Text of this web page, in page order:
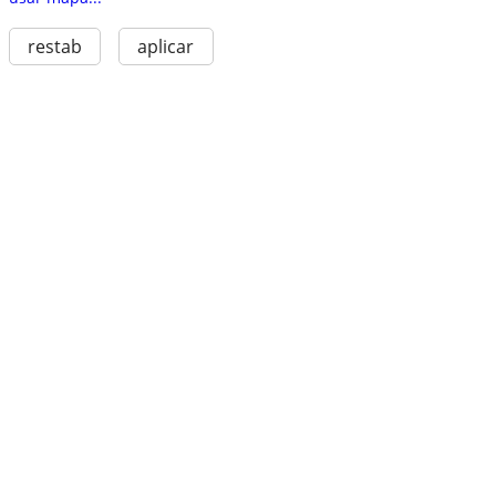
restab aplicar